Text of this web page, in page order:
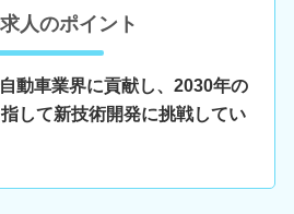
人のポイント
動車業界に貢献し、2030年の
して新技術開発に挑戦してい